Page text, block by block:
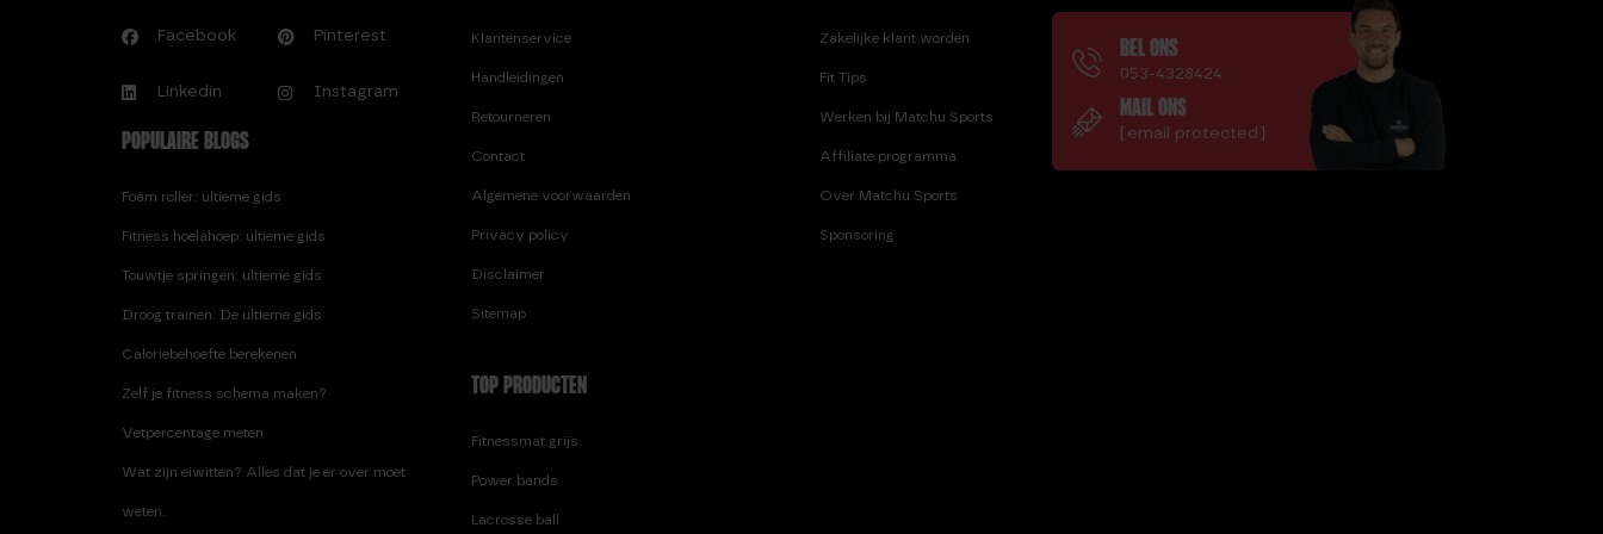
BEENSPIEREN
VOOR JE BILLEN
CALISTHENICS VOORDELEN,
WAAROM JE ERMEE MOET
HET EN HOE BEGIN JE ERMEE?
COMPLETE POWERBAND SET
COOKIE PROTEIN BAR – THT:
PACK – THT: 15-04-2026
HALTERBANK
HANDVATTEN
M.
NIEUWE TATTOO?
O.
OLYMPIC BARBELL 15 KG
OLYMPIC BARBELL 20 KG
WEERSTANDSBAND 5,5 METER
WEERSTANDSBAND
OEFENINGEN VOOR HET HELE
WEERSTANDSBANDEN SET
Facebook Pinterest
Linkedin Instagram
POPULAIRE BLOGS
Foam roller: ultieme gids
Fitness hoelahoep: ultieme gids
Touwtje springen: ultieme gids
Droog trainen: De ultieme gids
Caloriebehoefte berekenen
Zelf je fitness schema maken?
Vetpercentage meten
Wat zijn eiwitten? Alles dat je er over moet
weten.
Klantenservice
Handleidingen
Retourneren
Contact
Algemene voorwaarden
Privacy policy
Disclaimer
Sitemap
TOP PRODUCTEN
Fitnessmat grijs
Power bands
Lacrosse ball
Zakelijke klant worden
Fit Tips
Werken bij Matchu Sports
Affiliate programma
Over Matchu Sports
Sponsoring
BEL ONS
053-4328424
MAIL ONS
[email protected]